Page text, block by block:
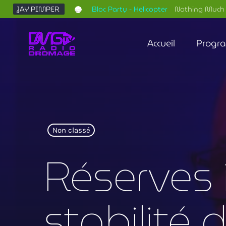
JAY PIMPER Bloc Party - Helicopter Nothing Much
Accueil
Non classé